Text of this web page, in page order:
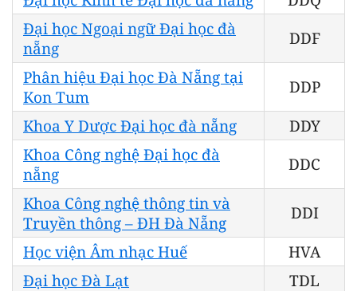
Đại học Ngoại ngữ Đại học đà
nẵng
DDF
Phân hiệu Đại học Đà Nẵng tại
Kon Tum
DDP
Khoa Y Dược Đại học đà nẵng
DDY
Khoa Công nghệ Đại học đà
nẵng
DDC
Khoa Công nghệ thông tin và
Truyền thông – ĐH Đà Nẵng
DDI
Học viện Âm nhạc Huế
HVA
Đại học Đà Lạt
TDL